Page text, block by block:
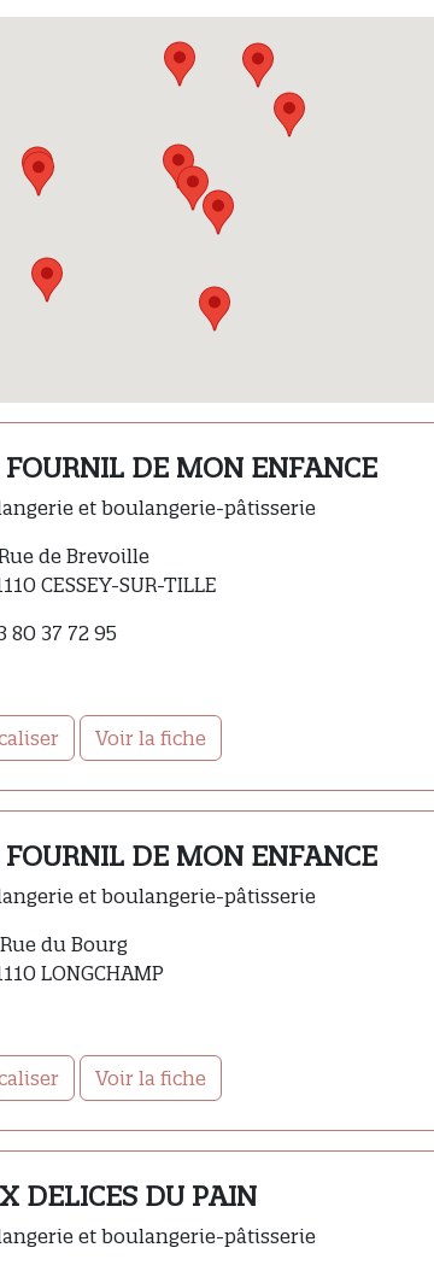
DE MON ENFANCE
et boulangerie-pâtisserie
de Brevoille
CESSEY-SUR-TILLE
80 37 72 95
Voir la fiche
DE MON ENFANCE
et boulangerie-pâtisserie
du Bourg
LONGCHAMP
Voir la fiche
DELICES DU PAIN
et boulangerie-pâtisserie